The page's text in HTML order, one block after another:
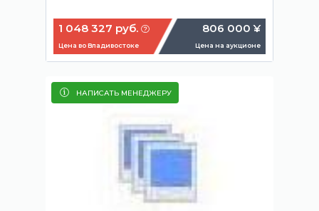
1 048 327 руб.
Цена во Владивостоке
806 000 ¥
Цена на аукционе
НАПИСАТЬ МЕНЕДЖЕРУ